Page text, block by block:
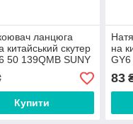
ланцюга
скутер
50 139QMB SUNY
Купити
на
83